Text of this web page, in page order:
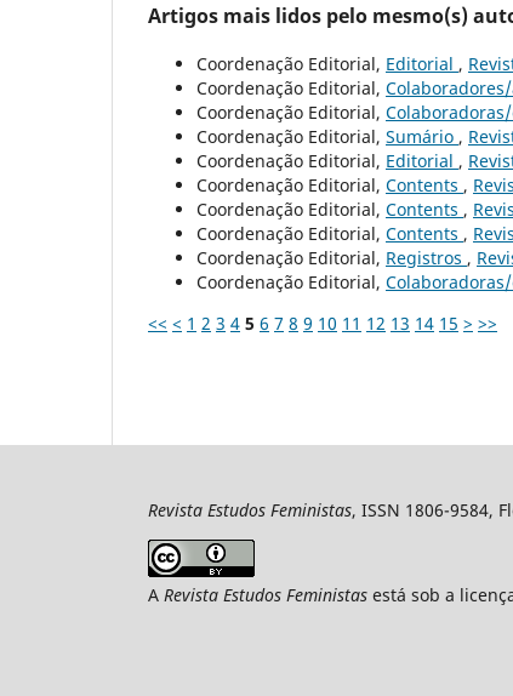
Artigos mais lidos pelo mesmo(s)
Coordenação Editorial, Editorial ,
Coordenação Editorial,
Coordenação Editorial,
Coordenação Editorial, Sumário ,
Coordenação Editorial, Editorial ,
Coordenação Editorial, Contents ,
Coordenação Editorial, Contents ,
Coordenação Editorial, Contents ,
Coordenação Editorial, Registros ,
Coordenação Editorial,
<< < 1 2 3 4 5 6 7 8 9 10 11 12 13 14 15 > >>
Revista Estudos Feministas, ISSN 1806-9584,
A Revista Estudos Feministas está sob a